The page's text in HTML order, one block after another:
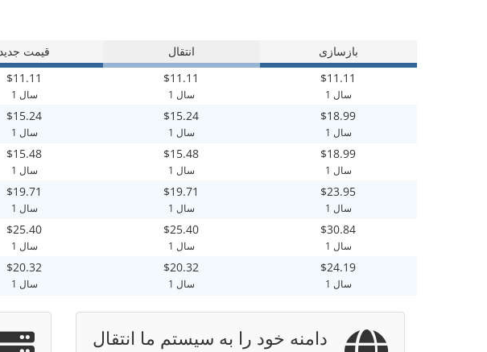
قیمت انتقال بازسازی
$11.11
1 سال
$11.11
1 سال
$11.11
1 سال
$15.24
1 سال
$15.24
1 سال
$18.99
1 سال
$15.48
1 سال
$15.48
1 سال
$18.99
1 سال
$19.71
1 سال
$19.71
1 سال
$23.95
1 سال
$25.40
1 سال
$25.40
1 سال
$30.84
1 سال
$20.32
1 سال
$20.32
1 سال
$24.19
1 سال
دامنه خود را به سیستم ما انتقال